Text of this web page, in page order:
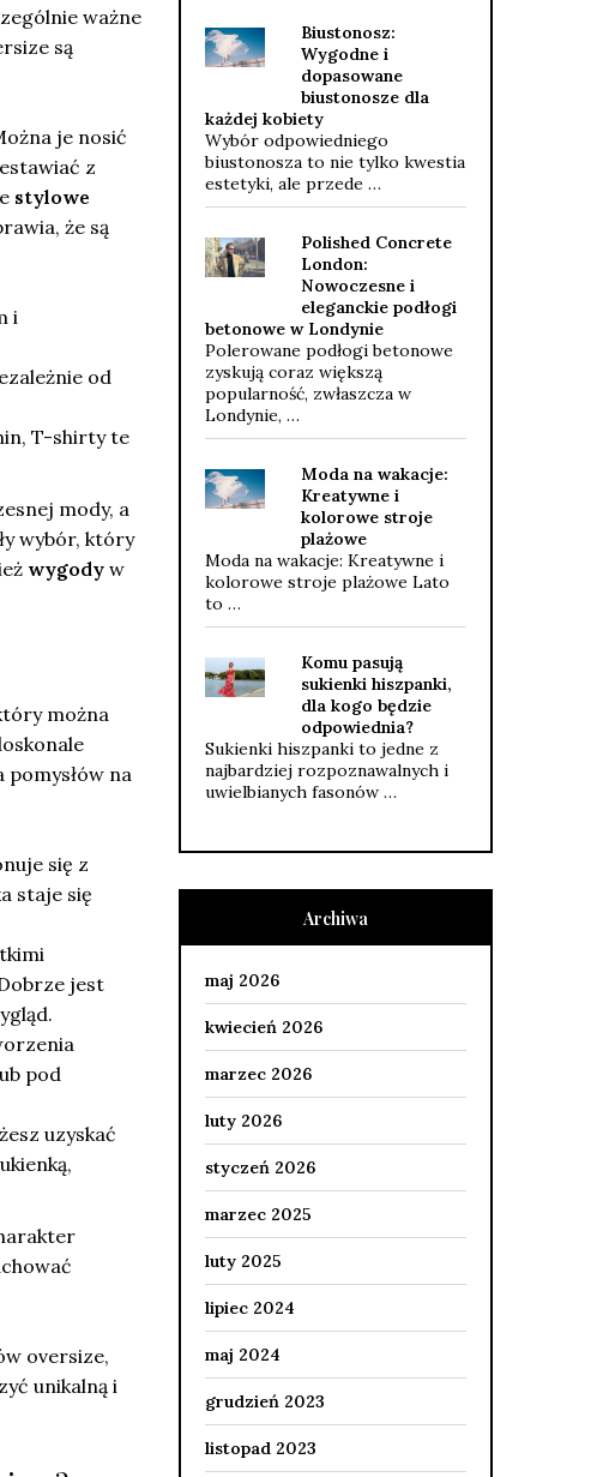
ważne
są
je nosić
z
stylowe
że są
i
od
T-shirty te
mody, a
wybór, który
wygody w
można
na
się z
staje się
jest
pod
uzyskać
oversize,
unikalną i
Biustonosz:
Wygodne i
dopasowane
biustonosze dla
każdej kobiety
Wybór odpowiedniego
biustonosza to nie tylko kwestia
estetyki, ale przede …
Polished Concrete
London:
Nowoczesne i
eleganckie podłogi
betonowe w Londynie
Polerowane podłogi betonowe
zyskują coraz większą
popularność, zwłaszcza w
Londynie, …
Moda na wakacje:
Kreatywne i
kolorowe stroje
plażowe
Moda na wakacje: Kreatywne i
kolorowe stroje plażowe Lato
to …
Komu pasują
sukienki hiszpanki,
dla kogo będzie
odpowiednia?
Sukienki hiszpanki to jedne z
najbardziej rozpoznawalnych i
uwielbianych fasonów …
Archiwa
maj 2026
kwiecień 2026
marzec 2026
luty 2026
styczeń 2026
marzec 2025
luty 2025
lipiec 2024
maj 2024
grudzień 2023
listopad 2023